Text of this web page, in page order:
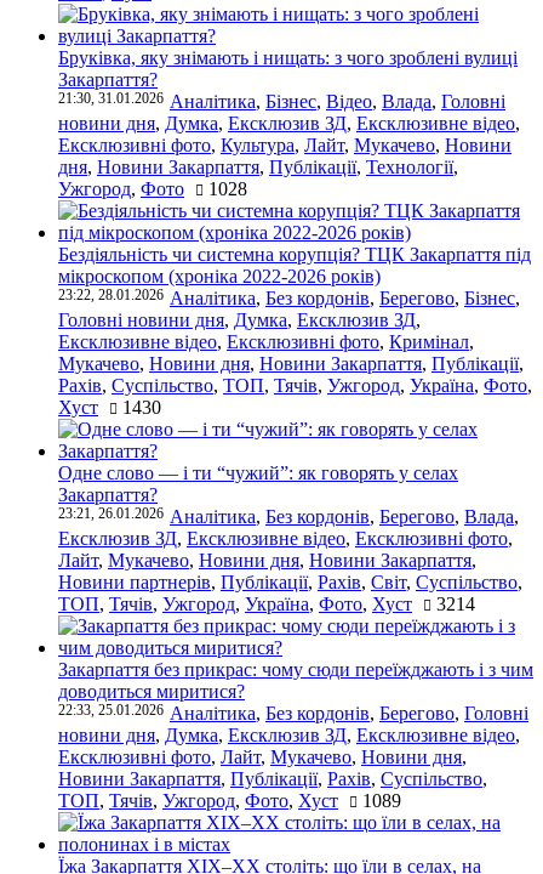
Бруківка, яку знімають і нищать: з чого зроблені вулиці
Закарпаття?
21:30, 31.01.2026 Аналітика, Бізнес, Відео, Влада, Головні
новини дня, Думка, Ексклюзив ЗД, Ексклюзивне відео,
Ексклюзивні фото, Культура, Лайт, Мукачево, Новини
дня, Новини Закарпаття, Публікації, Технології,
Ужгород, Фото 1028
Бездіяльність чи системна корупція? ТЦК Закарпаття під
мікроскопом (хроніка 2022-2026 років)
23:22, 28.01.2026 Аналітика, Без кордонів, Берегово, Бізнес,
Головні новини дня, Думка, Ексклюзив ЗД,
Ексклюзивне відео, Ексклюзивні фото, Кримінал,
Мукачево, Новини дня, Новини Закарпаття, Публікації,
Рахів, Суспільство, ТОП, Тячів, Ужгород, Україна, Фото,
Хуст
1430
Одне слово — і ти “чужий”: як говорять у селах
Закарпаття?
23:21, 26.01.2026 Аналітика, Без кордонів, Берегово, Влада,
Ексклюзив ЗД, Ексклюзивне відео, Ексклюзивні фото,
Лайт, Мукачево, Новини дня, Новини Закарпаття,
Новини партнерів, Публікації, Рахів, Світ, Суспільство,
ТОП, Тячів, Ужгород, Україна, Фото, Хуст 3214
Закарпаття без прикрас: чому сюди переїжджають і з чим
доводиться миритися?
22:33, 25.01.2026 Аналітика, Без кордонів, Берегово, Головні
новини дня, Думка, Ексклюзив ЗД, Ексклюзивне відео,
Ексклюзивні фото, Лайт, Мукачево, Новини дня,
Новини Закарпаття, Публікації, Рахів, Суспільство,
ТОП, Тячів, Ужгород, Фото, Хуст 1089
Їжа Закарпаття ХІХ–ХХ століть: що їли в селах, на